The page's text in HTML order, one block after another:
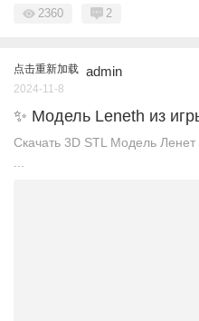
2360 2
点击重新加载 admin
2024-11-8
✨ Модель Leneth из
Скачать 3D STL Модель